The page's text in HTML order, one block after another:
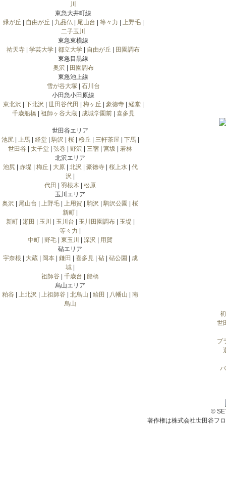
川
東急大井町線
緑が丘
自由が丘 九品仏| 尾山台 等々力 上野毛|
二子玉川
東急東横線
祐天寺
学芸大学 都立大学 自由が丘
田園調布
東急目黒線
奥沢
田園調布
東急池上線
雪が谷大塚| 石川台
小田急小田原線
東北沢
下北沢 世田谷代田 梅ヶ丘 豪徳寺| 経堂|
千歳船橋| 祖師ヶ谷大蔵| 成城学園前| 喜多見
世田谷エリア
池尻| 上馬| 経堂| 駒沢 桜| 桜丘 三軒茶屋 下馬|
世田谷
太子堂 弦巻 野沢 三宿 宮坂
若林
北沢エリア
池尻| 赤堤 梅丘 大原| 北沢 豪徳寺| 桜上水| 代
沢
代田
羽根木
松原
玉川エリア
奥沢
尾山台 上野毛 上用賀 駒沢 駒沢公園
桜
新町
新町| 瀬田 玉川 玉川台 玉川田園調布| 玉堤
等々力
中町
野毛 東玉川 深沢
用賀
砧エリア
宇奈根
大蔵| 岡本| 鎌田 喜多見| 砧| 砧公園
成
城
祖師谷
千歳台
船橋
烏山エリア
粕谷
上北沢 上祖師谷 北烏山 給田 八幡山
南
烏山
世
プ
©
著作権は株式会社世田谷フ